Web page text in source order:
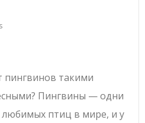
пингвинов такими
Пингвины — одни
любимых птиц в мире, и у